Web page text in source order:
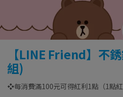
【LINE Friend】不
組)
❖每消費滿100元可得紅利1點（1點紅